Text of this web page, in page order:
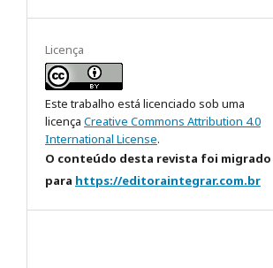
Licença
Este trabalho está licenciado sob uma
licença Creative Commons Attribution 4.0
International License.
O conteúdo desta revista foi migrado
para https://editoraintegrar.com.br